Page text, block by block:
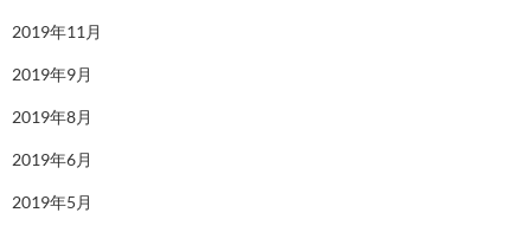
2019年11月
2019年9月
2019年8月
2019年6月
2019年5月